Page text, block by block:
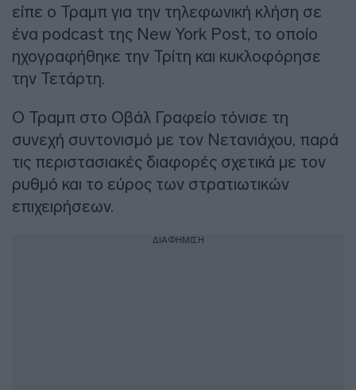
είπε ο Τραμπ για την τηλεφωνική κλήση σε
ένα podcast της New York Post, το οποίο
ηχογραφήθηκε την Τρίτη και κυκλοφόρησε
την Τετάρτη.
Ο Τραμπ στο Οβάλ Γραφείο τόνισε τη
συνεχή συντονισμό με τον Νετανιάχου, παρά
τις περιστασιακές διαφορές σχετικά με τον
ρυθμό και το εύρος των στρατιωτικών
επιχειρήσεων.
ΔΙΑΦΗΜΙΣΗ